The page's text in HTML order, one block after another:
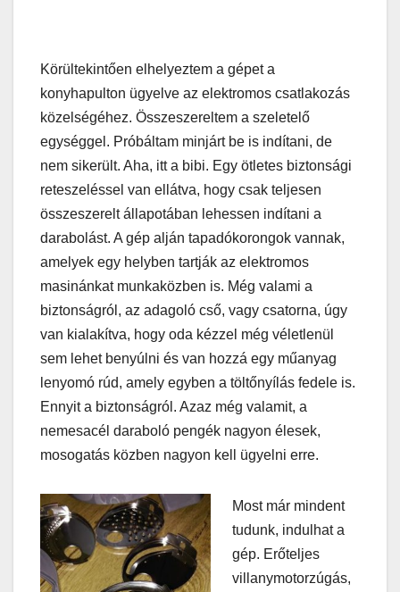
Körültekintően elhelyeztem a gépet a
konyhapulton ügyelve az elektromos csatlakozás
közelségéhez. Összeszereltem a szeletelő
egységgel. Próbáltam minjárt be is indítani, de
nem sikerült. Aha, itt a bibi. Egy ötletes biztonsági
reteszeléssel van ellátva, hogy csak teljesen
összeszerelt állapotában lehessen indítani a
darabolást. A gép alján tapadókorongok vannak,
amelyek egy helyben tartják az elektromos
masinánkat munkaközben is. Még valami a
biztonságról, az adagoló cső, vagy csatorna, úgy
van kialakítva, hogy oda kézzel még véletlenül
sem lehet benyúlni és van hozzá egy műanyag
lenyomó rúd, amely egyben a töltőnyílás fedele is.
Ennyit a biztonságról. Azaz még valamit, a
nemesacél daraboló pengék nagyon élesek,
mosogatás közben nagyon kell ügyelni erre.
Most már mindent
tudunk, indulhat a
gép. Erőteljes
villanymotorzúgás,